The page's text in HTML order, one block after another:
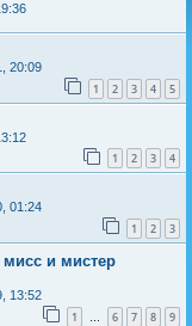
20:09
1 2 3 4 5
1 2 3 4
01:24
1 2 3
мисс и мистер
13:52
1 … 6 7 8 9